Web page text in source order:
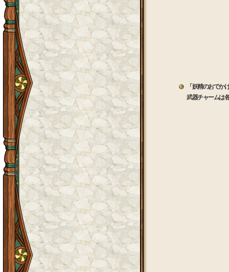
「妖精のおでか
武器チャームは